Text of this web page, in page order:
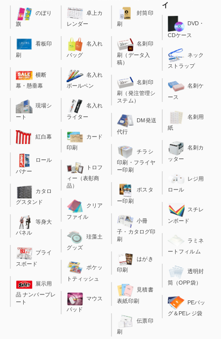
のぼり
旗
看板印
刷
横断
幕・懸垂幕
現場シ
ート
紅白幕
ロール
バナー
カタロ
グスタンド
等身大
パネル
プライ
スボード
展示用
品 ナンバープレ
ート
卓上カ
レンダー
名入れ
バッグ
名入れ
ボールペン
名入れ
ライター
カード
印刷
トロフ
ィー（表彰商
品）
クリア
ファイル
珪藻土
グッズ
ポケッ
トティッシュ
マウス
パッド
封筒印
刷
名刺印
刷（データ入
稿）
名刺印
刷（発注管理シ
ステム）
DM発送
代行
チラシ
印刷・フライヤ
ー印刷
ポスタ
ー印刷
小冊
子・カタログ印
刷
はがき
印刷
見積書
表紙印刷
伝票印
刷
イ
DVD・
CDケース
ネック
ストラップ
名刺ケ
ース
名刺用
紙
名刺カ
ッター
レジ用
ロール
スチレ
ンボード
ラミネ
ートフィルム
透明封
筒（OPP袋）
PEバッ
グ＆PEレジ袋